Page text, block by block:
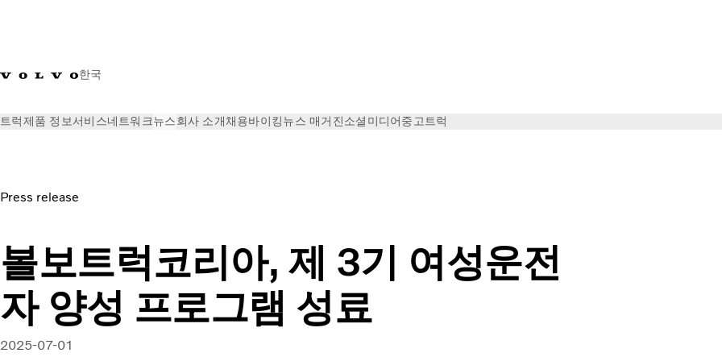
한국
트럭제품 정보서비스네트워크뉴스회사 소개채용바이킹뉴스 매거진소셜미디어중고트럭
Press release
볼보트럭코리아, 제 3기 여성운전
자 양성 프로그램 성료
2025-07-01